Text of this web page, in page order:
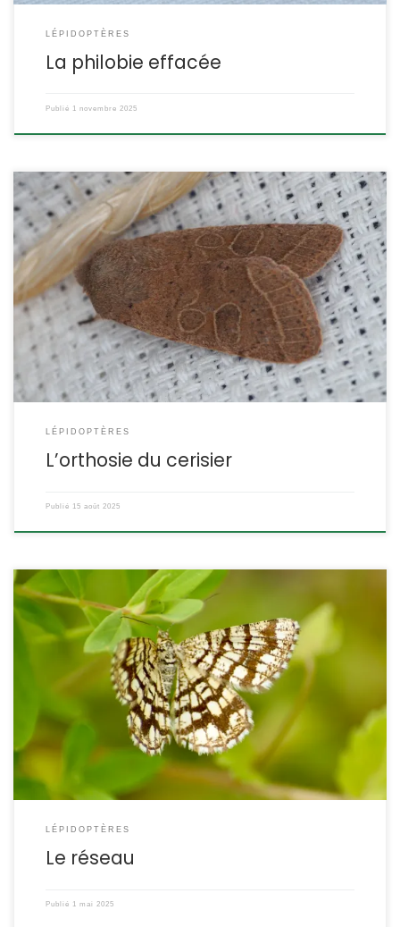
LÉPIDOPTÈRES
La philobie effacée
Publié 1 novembre 2025
L’orthosie du cerisier est une des noctuelles les plus communes
partout en France. Le régime particulièrement polyphage de ses
chenilles en est en grande partie la cause. Elle peut venir en
nombre sur un piège UV et vient apprécie aussi les solutions
sucrées. Orthosia cerasi Fabricius,1775 POSITION SYSTÉMATIQUE :
Insecte, Lépidoptère, Hétérocère, Famille […]
LÉPIDOPTÈRES
L’orthosie du cerisier
Publié 15 août 2025
C’est un papillon commun dont les motifs grillagés sont
caractéristiques. Il s’agit d’un Hétérocère qui vole le jour et qui se
pose souvent avec les ailes verticales collées comme les
papillons Rhopalocères. Chiasma clathrata Linnaeus,1758. Le
géomètre à barreaux POSITION SYSTÉMATIQUE : Insecte,
Lépidoptère, Hétérocère Famille des Geometridae, sous-famille
des Ennominae, Tribu des […]
LÉPIDOPTÈRES
Le réseau
Publié 1 mai 2025